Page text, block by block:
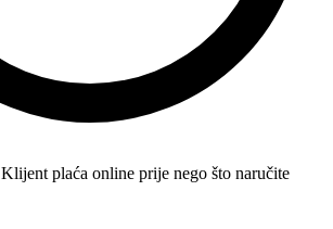
plaća online prije nego što naručite